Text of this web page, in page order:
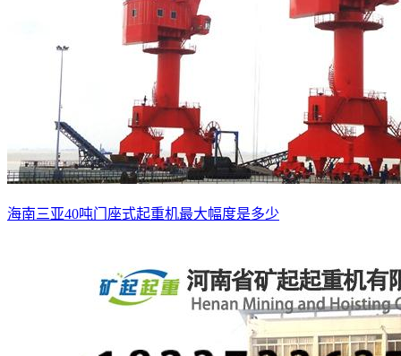
海南三亚40吨门座式起重机最大幅度是多少